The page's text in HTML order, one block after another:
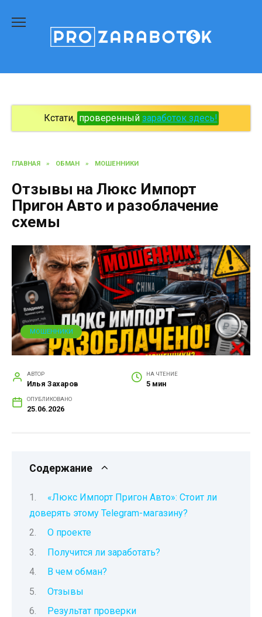
содержанию
Кстати, проверенный заработок здесь!
ГЛАВНАЯ » ОБМАН » МОШЕННИКИ
Отзывы на Люкс Импорт
Пригон Авто и разоблачение
схемы
МОШЕННИКИ
АВТОР
Илья Захаров
НА ЧТЕНИЕ
5 мин
ОПУБЛИКОВАНО
25.06.2026
Содержание
«Люкс Импорт Пригон Авто»: Стоит ли
доверять этому Telegram-магазину?
О проекте
Получится ли заработать?
В чем обман?
Отзывы
Результат проверки